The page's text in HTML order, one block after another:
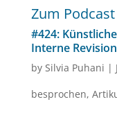
Zum Podcast
#424:
Interne Revision
by Silvia Puhani |
besprochen,